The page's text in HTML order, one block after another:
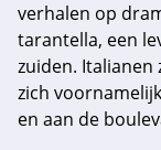
verhalen op
tarantella, een
zuiden.
zich
en aan de